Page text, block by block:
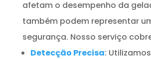
afetam o desempenho da
também podem representar
segurança. Nosso serviço
Detecção Precisa: